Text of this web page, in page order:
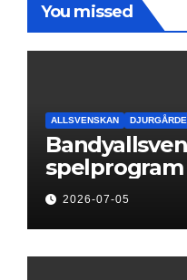
You missed
ALLSVENSKAN
spelprogram
föreningar
2026-07-05